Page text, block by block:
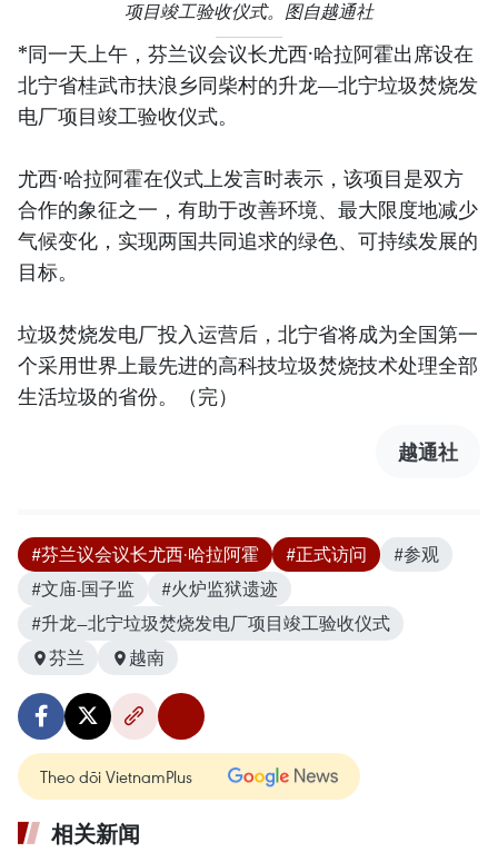
项目竣工验收仪式。图自越通社
*同一天上午，芬兰议会议长尤西·哈拉阿霍出席设在
北宁省桂武市扶浪乡同柴村的升龙—北宁垃圾焚烧发
电厂项目竣工验收仪式。
尤西·哈拉阿霍在仪式上发言时表示，该项目是双方
合作的象征之一，有助于改善环境、最大限度地减少
气候变化，实现两国共同追求的绿色、可持续发展的
目标。
垃圾焚烧发电厂投入运营后，北宁省将成为全国第一
个采用世界上最先进的高科技垃圾焚烧技术处理全部
生活垃圾的省份。（完）
越通社
#芬兰议会议长尤西·哈拉阿霍 #正式访问
#参观
#文庙-国子监
#火炉监狱遗迹
#升龙—北宁垃圾焚烧发电厂项目竣工验收仪式
芬兰
越南
Theo dõi VietnamPlus
相关新闻